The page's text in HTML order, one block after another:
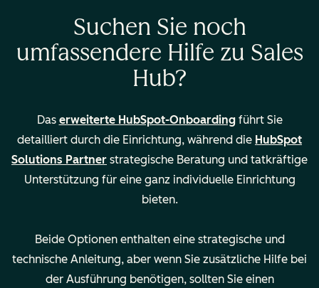
Migration/Import von
Daten aus Ihrem CRM
Verwaltung mehrerer
Teams
Wichtige Details
1.500 $
Durchführung:
Rechtliche
Angaben
3.500 $
Rechtliche
Angaben
Suchen Sie noch
umfassendere Hilfe zu Sales
Hub?
Das erweiterte HubSpot-Onboardingführt Sie
detailliert durch die Einrichtung, während die HubSpot
Solutions Partner strategische Beratung und tatkräftige
Unterstützung für eine ganz individuelle Einrichtung
bieten.
Beide Optionen enthalten eine strategische und
technische Anleitung, aber wenn Sie zusätzliche Hilfe bei
der Ausführung benötigen, sollten Sie einen